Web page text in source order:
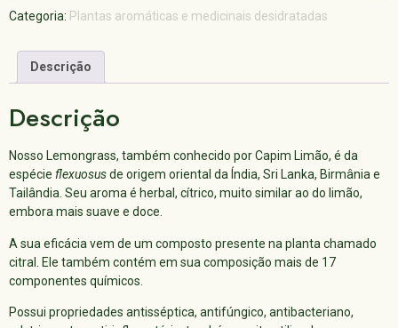
Categoria: Plantas aromáticas e medicinais desidratadas
Descrição
Descrição
Nosso Lemongrass, também conhecido por Capim Limão, é da
espécie flexuosusde origem oriental da Índia, Sri Lanka, Birmânia e
Tailândia. Seu aroma é herbal, cítrico, muito similar ao do limão,
embora mais suave e doce.
A sua eficácia vem de um composto presente na planta chamado
citral. Ele também contém em sua composição mais de 17
componentes químicos.
Possui propriedades antisséptica, antifúngico, antibacteriano,